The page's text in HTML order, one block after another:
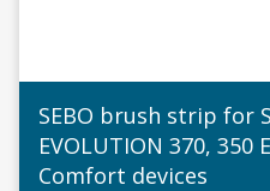
SEBO brush strip for
EVOLUTION 370, 350
Comfort devices